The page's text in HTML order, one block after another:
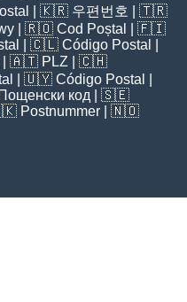
| 🇰🇷 우편번호
| 🇹🇷
| 🇷🇴 Cod Poștal
| 🇫🇮
| 🇨🇱 Código Postal
| 🇦🇹 PLZ | 🇨🇭
| 🇺🇾 Código Postal
Пощенски код | 🇸🇪
Postnummer | 🇳🇴